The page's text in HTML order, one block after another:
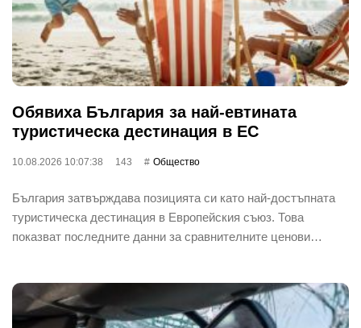
Обявиха България за най-евтината
туристическа дестинация в ЕС
10.08.2026 10:07:38 143 Общество
България затвърждава позицията си като най-достъпната
туристическа дестинация в Европейския съюз. Това
показват последните данни за сравнителните ценови…